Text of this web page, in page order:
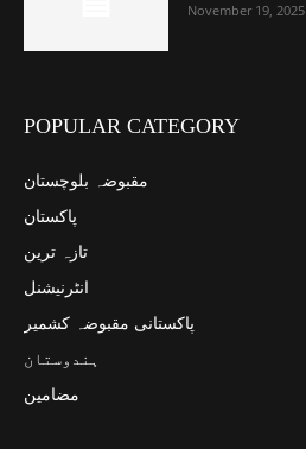
November 19, 2025
POPULAR CATEGORY
مقبوضہ بلوچستان
پاکستان
تازہ ترین
انٹرنیشنل
پاکستانی مقبوضہ کشمیر
ہندوستان
مضامین